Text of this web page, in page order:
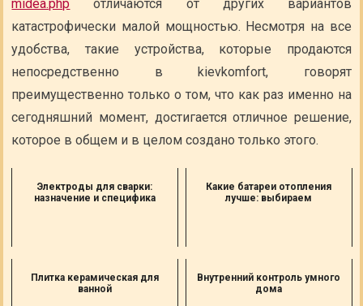
midea.php отличаются от других вариантов
катастрофически малой мощностью. Несмотря на все
удобства, такие устройства, которые продаются
непосредственно в kievkomfort, говорят
преимущественно только о том, что как раз именно на
сегодняшний момент, достигается отличное решение,
которое в общем и в целом создано только этого.
Электроды для сварки:
назначение и специфика
Какие батареи отопления
лучше: выбираем
Плитка керамическая для
ванной
Внутренний контроль умного
дома